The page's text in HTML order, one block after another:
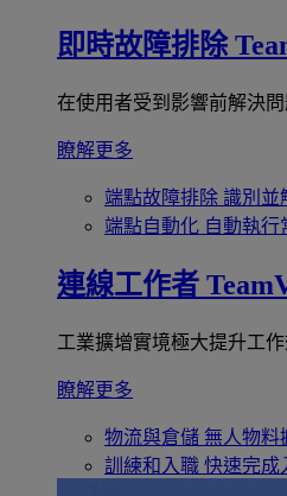
即時故障排除
在使用者受到影響前解決問
瞭解更多
端點故障排除 識別並
端點自動化 自動執行
連線工作者
工業擴增實境極大提升工作
瞭解更多
物流與倉儲 無人物料
訓練和入職 快速完成